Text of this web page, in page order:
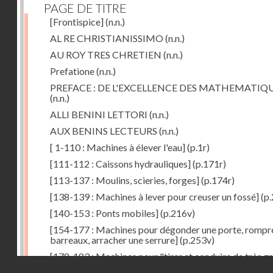
PAGE DE TITRE
[Frontispice](n.n.)
AL RE CHRISTIANISSIMO (n.n.)
AU ROY TRES CHRETIEN (n.n.)
Prefatione(n.n.)
PREFACE : DE L'EXCELLENCE DES
(n.n.)
ALLI BENINI LETTORI (n.n.)
AUX BENINS LECTEURS (n.n.)
[ 1-110 : Machines à élever l'eau](p.1r)
[111-112 : Caissons hydrauliques](p.171r)
[113-137 : Moulins, scieries, forges](p.174r)
[138-139 : Machines à lever pour creuser un fossé]
[140-153 : Ponts mobiles](p.216v)
[154-177 : Machines pour dégonder une porte,
barreaux, arracher une serrure](p.253v)
[178-183 : Machines pour "tirer et conduire de très